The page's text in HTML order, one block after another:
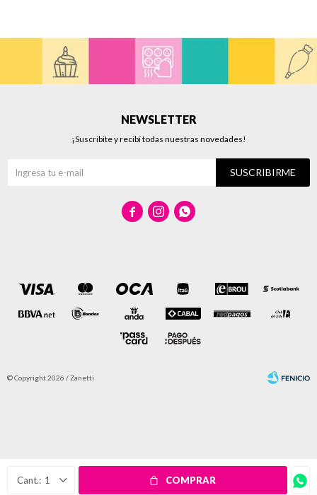
1 COMPRAR
NEWSLETTER
¡Suscribite y recibí todas nuestras novedades!
SUSCRIBIRME
  
© Copyright 2026 / Zanetti